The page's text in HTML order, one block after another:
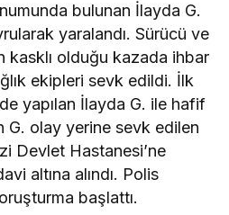
bulunan İlayda G.
yaralandı. Sürücü ve
kasklı olduğu kazada ihbar
ekipleri sevk edildi. İlk
yapılan İlayda G. ile hafif
G. olay yerine sevk edilen
Devlet Hastanesi’ne
altına alındı. Polis
başlattı.